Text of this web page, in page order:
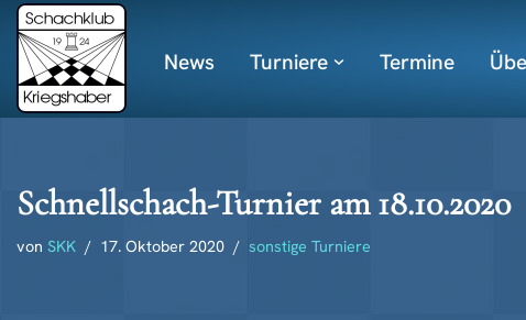
Zum
Inhalt
springen
News Turniere Termine
Schnellschach-Turnier am 18.10.2020
von SKK 17. Oktober 2020 sonstige Turniere